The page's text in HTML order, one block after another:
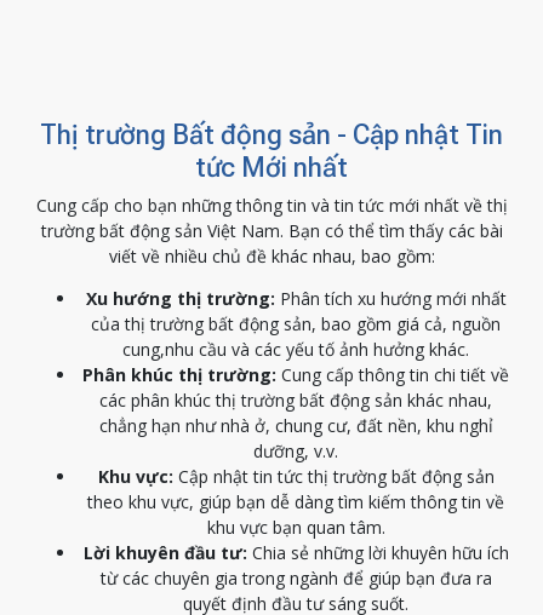
Thị trường Bất động sản - Cập nhật Tin
tức Mới nhất
Cung cấp cho bạn những thông tin và tin tức mới nhất về thị
trường bất động sản Việt Nam. Bạn có thể tìm thấy các bài
viết về nhiều chủ đề khác nhau, bao gồm:
Xu hướng thị trường: Phân tích xu hướng mới nhất
của thị trường bất động sản, bao gồm giá cả, nguồn
cung,nhu cầu và các yếu tố ảnh hưởng khác.
Phân khúc thị trường: Cung cấp thông tin chi tiết về
các phân khúc thị trường bất động sản khác nhau,
chẳng hạn như nhà ở, chung cư, đất nền, khu nghỉ
dưỡng, v.v.
Khu vực: Cập nhật tin tức thị trường bất động sản
theo khu vực, giúp bạn dễ dàng tìm kiếm thông tin về
khu vực bạn quan tâm.
Lời khuyên đầu tư: Chia sẻ những lời khuyên hữu ích
từ các chuyên gia trong ngành để giúp bạn đưa ra
quyết định đầu tư sáng suốt.